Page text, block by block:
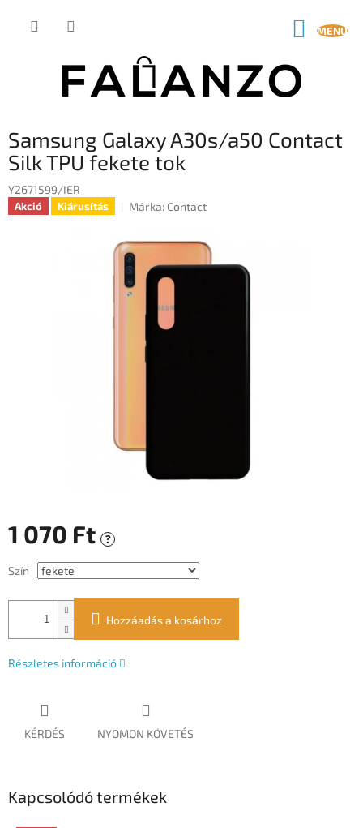
KOSÁR
Samsung Galaxy A30s/a50 Contact
Silk TPU fekete tok
Y2671599/IER
Akció Kiárusítás Márka: Contact
1 070 Ft ?
Egységár:
Szín
Hozzáadás a kosárhoz
Részletes információ
KÉRDÉS NYOMON KÖVETÉS
Kapcsolódó termékek